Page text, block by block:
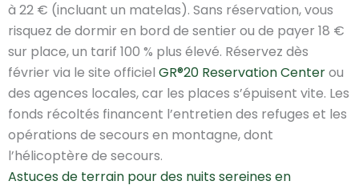
à 22 € (incluant un matelas). Sans réservation, vous
risquez de dormir en bord de sentier ou de payer 18 €
sur place, un tarif 100 % plus élevé. Réservez dès
février via le site officiel GR®20 Reservation Centerou
des agences locales, car les places s’épuisent vite. Les
fonds récoltés financent l’entretien des refuges et les
opérations de secours en montagne, dont
l’hélicoptère de secours.
Astuces de terrain pour des nuits sereines en